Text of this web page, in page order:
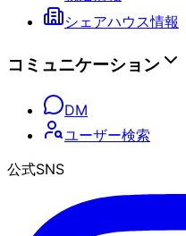
シェアハウス情報
コミュニケーション
DM
ユーザー検索
公式SNS